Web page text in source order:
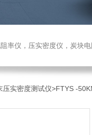
率测定仪，振实密度仪，比表面积测试仪，真
压实密度测试仪>FTYS -